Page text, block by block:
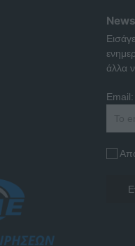
άλλα
Email: